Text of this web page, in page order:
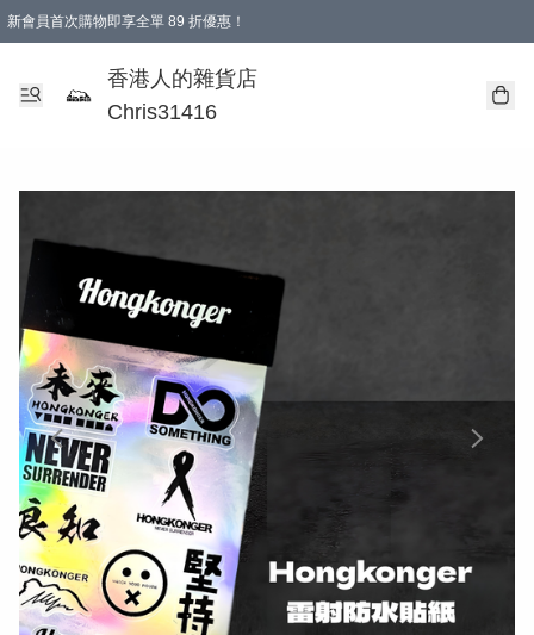
新會員首次購物即享全單 89 折優惠！
購物滿 HKD 499.00即享免運費優惠！（適用於 本地送貨、本地取貨 )
【滿 $300 專屬驚喜：無聲信物（最後一批）】
香港人的雜貨店
Chris31416